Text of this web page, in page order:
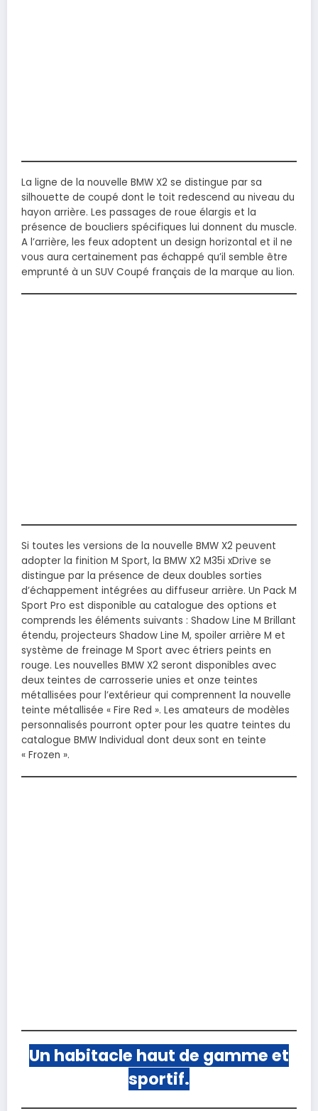
La ligne de la nouvelle BMW X2 se distingue par sa
silhouette de coupé dont le toit redescend au niveau du
hayon arrière. Les passages de roue élargis et la
présence de boucliers spécifiques lui donnent du muscle.
A l’arrière, les feux adoptent un design horizontal et il ne
vous aura certainement pas échappé qu’il semble être
emprunté à un SUV Coupé français de la marque au lion.
Si toutes les versions de la nouvelle BMW X2 peuvent
adopter la finition M Sport, la BMW X2 M35i xDrive se
distingue par la présence de deux doubles sorties
d’échappement intégrées au diffuseur arrière. Un Pack M
Sport Pro est disponible au catalogue des options et
comprends les éléments suivants : Shadow Line M Brillant
étendu, projecteurs Shadow Line M, spoiler arrière M et
système de freinage M Sport avec étriers peints en
rouge. Les nouvelles BMW X2 seront disponibles avec
deux teintes de carrosserie unies et onze teintes
métallisées pour l’extérieur qui comprennent la nouvelle
teinte métallisée « Fire Red ». Les amateurs de modèles
personnalisés pourront opter pour les quatre teintes du
catalogue BMW Individual dont deux sont en teinte
« Frozen ».
Un habitacle haut de gamme et
sportif.